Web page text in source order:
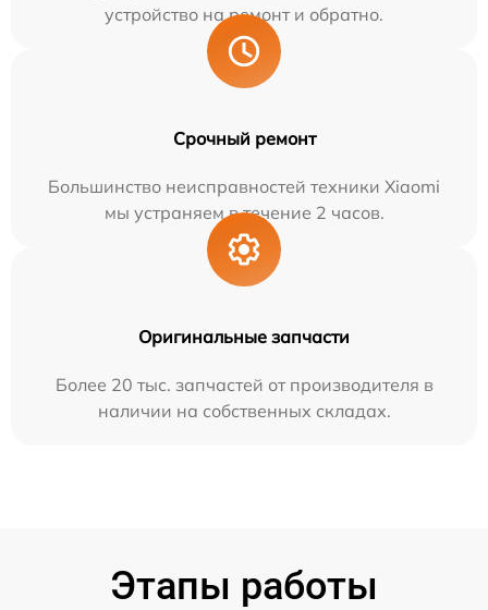
устройство на ремонт и обратно.
Срочный ремонт
Большинство неисправностей техники Xiaomi
мы устраняем в течение 2 часов.
Оригинальные запчасти
Более 20 тыс. запчастей от производителя в
наличии на собственных складах.
Этапы работы